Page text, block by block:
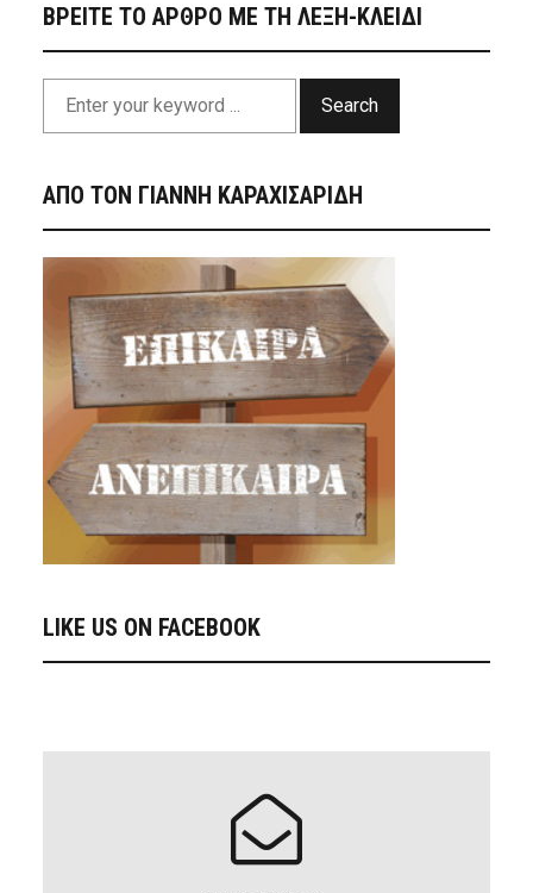
ΒΡΕΙΤΕ ΤΟ ΑΡΘΡΟ ΜΕ ΤΗ ΛΕΞΗ-ΚΛΕΙΔΙ
Search
ΑΠΟ ΤΟΝ ΓΙΑΝΝΗ ΚΑΡΑΧΙΣΑΡΙΔΗ
LIKE US ON FACEBOOK